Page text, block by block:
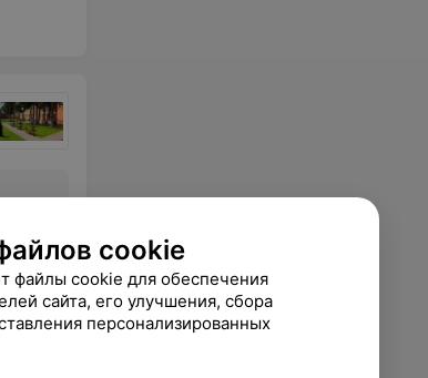
Еще
cookie
файлы cookie для обеспечения
сайта, его улучшения, сбора
персонализированных